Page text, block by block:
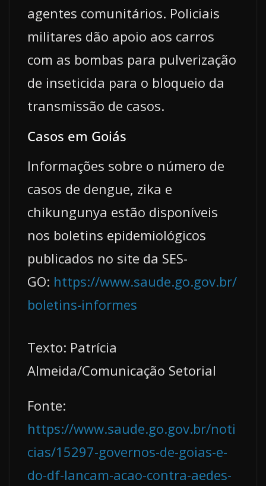
agentes comunitários. Policiais
militares dão apoio aos carros
com as bombas para pulverização
de inseticida para o bloqueio da
transmissão de casos.
Casos em Goiás
Informações sobre o número de
casos de dengue, zika e
chikungunya estão disponíveis
nos boletins epidemiológicos
publicados no site da SES-
GO: https://www.saude.go.gov.br/
boletins-informes
Texto: Patrícia
Almeida/Comunicação Setorial
Fonte:
https://www.saude.go.gov.br/noti
cias/15297-governos-de-goias-e-
do-df-lancam-acao-contra-aedes-